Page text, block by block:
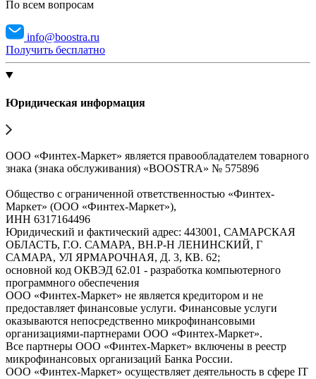
По всем вопросам
info@boostra.ru
Получить бесплатно
Юридическая информация
ООО «Финтех-Маркет» является правообладателем товарного
знака (знака обслуживания) «BOOSTRA» № 575896
Общество с ограниченной ответственностью «Финтех-
Маркет» (ООО «Финтех-Маркет»),
ИНН 6317164496
Юридический и фактический адрес: 443001, САМАРСКАЯ
ОБЛАСТЬ, Г.О. САМАРА, ВН.Р-Н ЛЕНИНСКИЙ, Г
САМАРА, УЛ ЯРМАРОЧНАЯ, Д. 3, КВ. 62;
основной код ОКВЭД 62.01 - разработка компьютерного
программного обеспечения
ООО «Финтех-Маркет» не является кредитором и не
предоставляет финансовые услуги. Финансовые услуги
оказываются непосредственно микрофинансовыми
организациями-партнерами ООО «Финтех-Маркет».
Все партнеры ООО «Финтех-Маркет» включены в реестр
микрофинансовых организаций Банка России.
ООО «Финтех-Маркет» осуществляет деятельность в сфере IT